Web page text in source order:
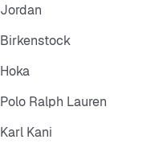
Jordan
Birkenstock
Hoka
Polo Ralph Lauren
Karl Kani